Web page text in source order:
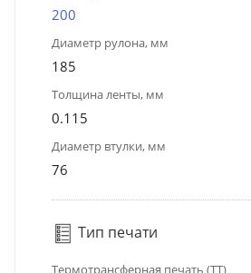
200
Диаметр рулона, мм
185
Толщина ленты, мм
0.115
Диаметр втулки, мм
76
Тип печати
Термотрансферная печать (ТТ)